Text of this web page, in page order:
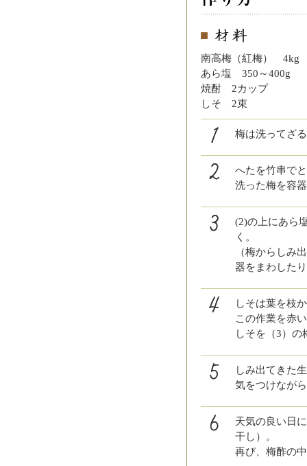
南高梅（紅梅） 4kg
あら塩 350～400g （
焼酎 2カップ
しそ 2束
梅は洗ってざ
へたを竹串で
洗った梅を容器
(2)の上にあら
く。
（梅からしみ
器をまわした
しそは葉を枝
この作業を赤
しそを（3）の
しみ出てきた
気をつけながら
天気の良い日
干し）。
再び、梅酢の